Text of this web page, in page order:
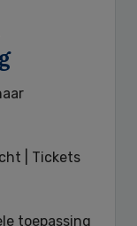
| Tickets
toepassing